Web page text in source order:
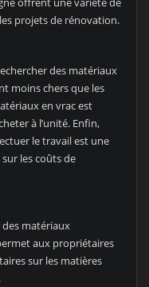
projets de rénovation.
des matériaux
moins chers que les
en vrac est
à l’unité. Enfin,
le travail est une
les coûts de
matériaux
aux propriétaires
sur les matières